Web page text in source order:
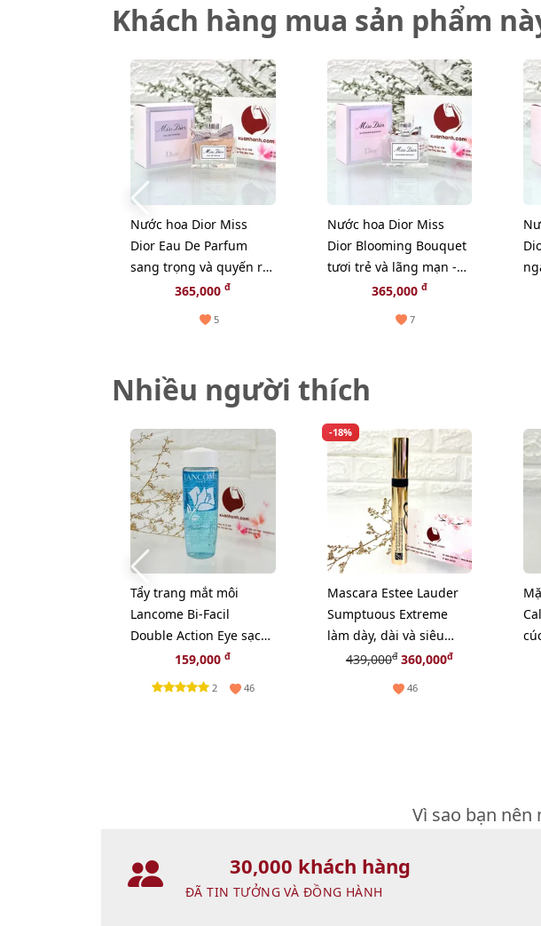
Khách hàng mua sản phẩm
Nước hoa Dior Miss
Dior Eau De Parfum
sang trọng và quyến rũ
- EDP, 5ml (new)
365,000đ
5
Nước hoa Dior Miss
Dior Blooming Bouquet
tươi trẻ và lãng mạn -
EDT, 5ml.365,000 đ
7
Nhiều người thích
Tẩy trang mắt môi
Lancome Bi-Facil
Double Action Eye sạch
sâu và dịu nhẹ, 30ml
159,000đ
2 46
-18%
Mascara Estee Lauder
Sumptuous Extreme
làm dày, dài và siêu
cong, fullsize
439,000đ360,000đ
46
Vì sao bạn
30,000 khách hàng
ĐÃ TIN TƯỞNG VÀ ĐỒNG HÀNH